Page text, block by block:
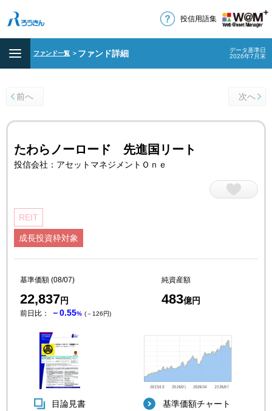
投信用語集
ファンド一覧 ＞ ファンド詳細
データ基準日
2026年7月末
前へ 次へ
たわらノーロード 先進国リート
投信会社：アセットマネジメントＯｎｅ
REIT
成長投資枠対象
基準価額 (08/07)
22,837円
純資産額
483億円
前日比： －0.55% (－126円)
目論見書 基準価額チャート